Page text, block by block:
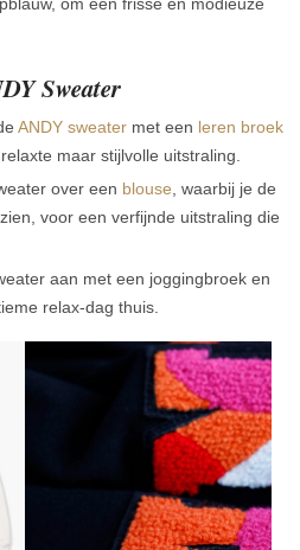
Sweater
ANDY sweatermet een leren broek
maar stijlvolle uitstraling.
over een blouse , waarbij je de
voor een verfijnde uitstraling die
aan met een joggingbroek en
relax-dag thuis.